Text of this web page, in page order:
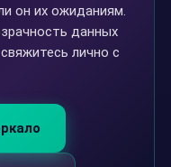
он их ожиданиям.
данных
лично с